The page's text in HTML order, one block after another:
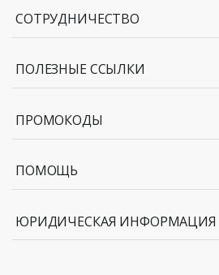
СОТРУДНИЧЕСТВО
ПОЛЕЗНЫЕ ССЫЛКИ
ПРОМОКОДЫ
ПОМОЩЬ
ЮРИДИЧЕСКАЯ ИНФОРМАЦИЯ